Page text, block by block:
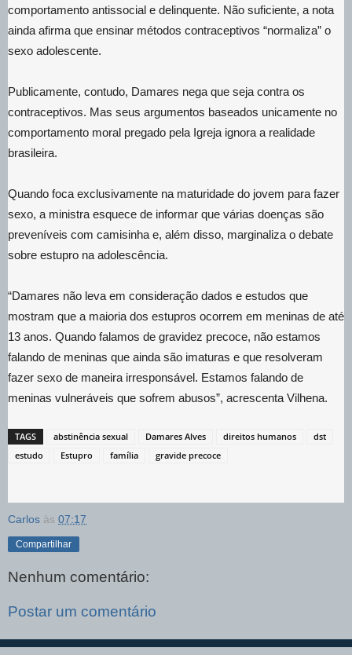
comportamento antissocial e delinquente. Não suficiente, a nota
ainda afirma que ensinar métodos contraceptivos “normaliza” o
sexo adolescente.
Publicamente, contudo, Damares nega que seja contra os
contraceptivos. Mas seus argumentos baseados unicamente no
comportamento moral pregado pela Igreja ignora a realidade
brasileira.
Quando foca exclusivamente na maturidade do jovem para fazer
sexo, a ministra esquece de informar que várias doenças são
preveníveis com camisinha e, além disso, marginaliza o debate
sobre estupro na adolescência.
“Damares não leva em consideração dados e estudos que
mostram que a maioria dos estupros ocorrem em meninas de até
13 anos. Quando falamos de gravidez precoce, não estamos
falando de meninas que ainda são imaturas e que resolveram
fazer sexo de maneira irresponsável. Estamos falando de
meninas vulneráveis que sofrem abusos”, acrescenta Vilhena.
TAGS abstinência sexual Damares Alves direitos humanos
dst
estudo
Estupro família gravide precoce
Carlos às 07:17
Compartilhar
Nenhum comentário:
Postar um comentário